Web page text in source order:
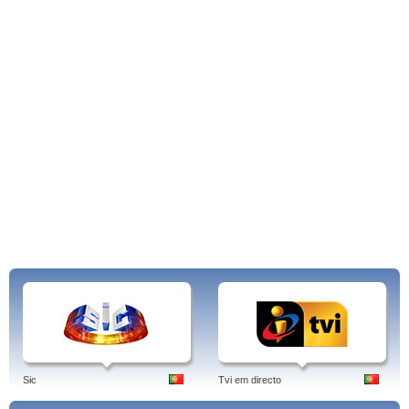
Sic Tvi em directo